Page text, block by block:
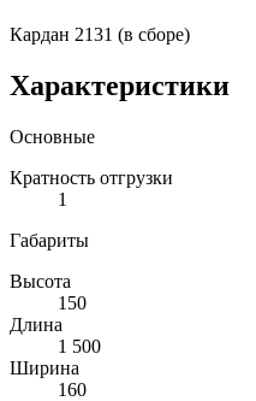
Кардан 2131 (в сборе)
Характеристики
Основные
Кратность отгрузки
1
Габариты
Высота
150
Длина
1 500
Ширина
160